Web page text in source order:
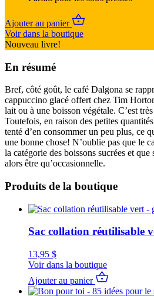
Ajouter au panier
Voir dans la boutique
Nouveau livre!
En résumé
Bref, côté goût, le café Dalgona se
cappuccino glacé offert chez Tim
lait ou à une boisson végétale. C’est
Toutefois, en raison des petites
tenté d’en consommer un peu plus, ce
une bonne chose! N’oublie pas que le
la catégorie des boissons sucrées et
alors être qu’occasionnelle.
Produits de la boutique
Sac collation réutilisable
13,95 $
Voir dans la boutique
Ajouter au panier